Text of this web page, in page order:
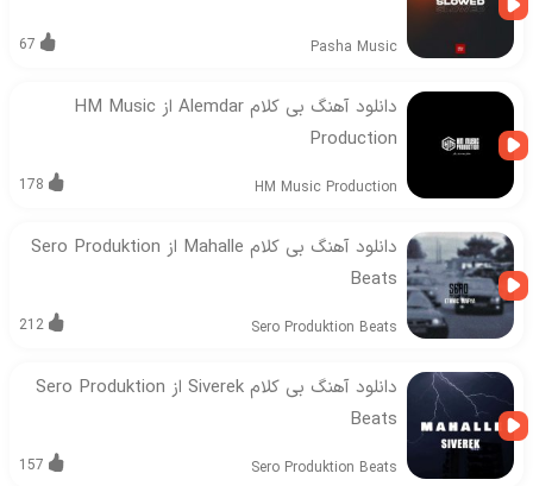
Pasha Music
67
دانلود آهنگ بی کلام Alemdar از HM Music
Production
HM Music Production
178
دانلود آهنگ بی کلام Mahalle از Sero Produktion
Beats
Sero Produktion Beats
212
دانلود آهنگ بی کلام Siverek از Sero Produktion
Beats
Sero Produktion Beats
157